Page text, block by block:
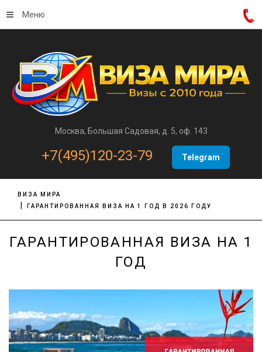
Москва, Большая Садовая, д. 5, оф. 143
+7(495)120-23-79 Telegram
Меню
ВИЗА МИРА
ГАРАНТИРОВАННАЯ ВИЗА НА 1 ГОД В 2026 ГОДУ
ГАРАНТИРОВАННАЯ ВИЗА НА 1
ГОД